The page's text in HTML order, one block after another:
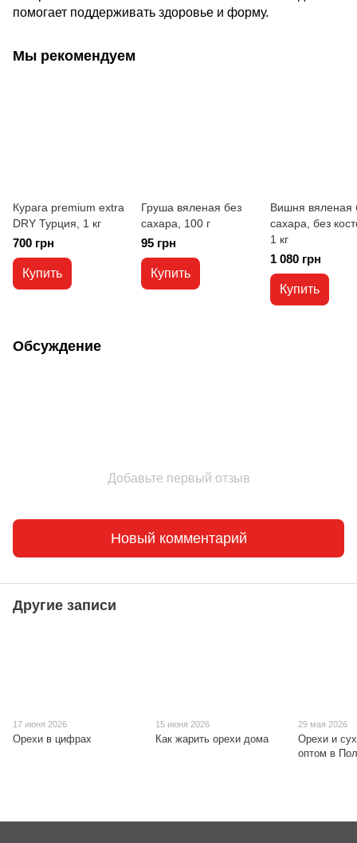
помогает поддерживать здоровье и форму.
Мы рекомендуем
Курага premium extra
DRY Турция, 1 кг
700 грн
Купить
Груша вяленая без
сахара, 100 г
95 грн
Купить
Вишня вяленая
сахара, без
1 кг
1 080 грн
Купить
Обсуждение
Добавьте первый отзыв
Новый комментарий
Другие записи
17 июня 2026
Орехи в цифрах
15 июня 2026
Как жарить орехи дома
29 мая 2026
Орехи и
оптом в